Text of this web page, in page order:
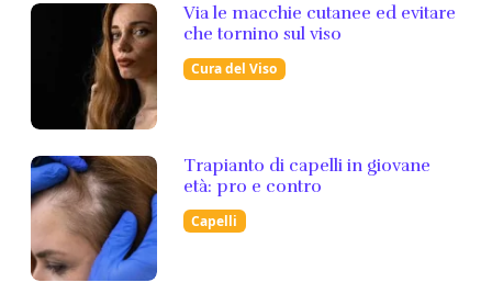
Via le macchie cutanee ed evitare
che tornino sul viso
Cura del Viso
Trapianto di capelli in giovane
età: pro e contro
Capelli